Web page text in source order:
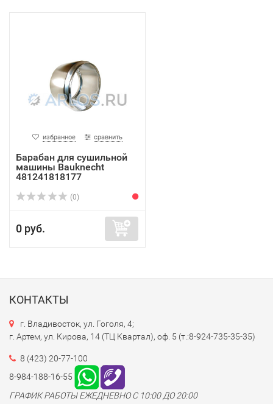
избранное сравнить
Барабан для сушильной
машины Bauknecht
481241818177
(0)
0 руб.
КОНТАКТЫ
г. Владивосток, ул. Гоголя, 4;
г. Артем, ул. Кирова, 14 (ТЦ Квартал), оф. 5 (т.:8-924-735-35-35)
8 (423) 20-77-100
8-984-188-16-55
ГРАФИК РАБОТЫ ЕЖЕДНЕВНО С 10:00 ДО 20:00